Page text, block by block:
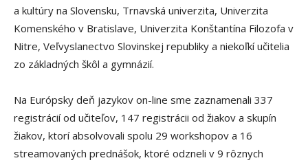
a kultúry na Slovensku, Trnavská univerzita, Univerzita
Komenského v Bratislave, Univerzita Konštantína Filozofa v
Nitre, Veľvyslanectvo Slovinskej republiky a niekoľkí učitelia
zo základných škôl a gymnázií.
Na Európsky deň jazykov on-line sme zaznamenali 337
registrácií od učiteľov, 147 registrácii od žiakov a skupín
žiakov, ktorí absolvovali spolu 29 workshopov a 16
streamovaných prednášok, ktoré odzneli v 9 rôznych